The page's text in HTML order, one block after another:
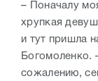
– Поначалу
хрупкая
и тут пришла
Богомоленко.
сожалению,